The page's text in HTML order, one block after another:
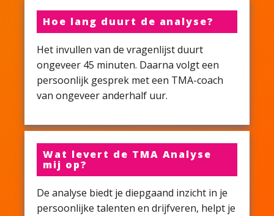
Hoe lang duurt de analyse?
Het invullen van de vragenlijst duurt
ongeveer 45 minuten. Daarna volgt een
persoonlijk gesprek met een TMA-coach
van ongeveer anderhalf uur.
Wat levert de TMA Analyse
mij op?
De analyse biedt je diepgaand inzicht in je
persoonlijke talenten en drijfveren, helpt je